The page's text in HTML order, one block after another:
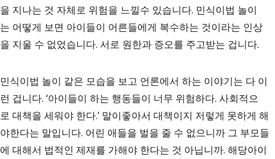
을 지나는 것 자체로 위험을 느낄수 있습니다. 민식이법 놀이
는 어떻게 보면 아이들이 어른들에게 복수하는 것이라는 인상
을 지울 수 없었습니다. 서로 원한과 증오를 주고받는 겁니다.
민식이법 놀이 같은 모습을 보고 언론에서 하는 이야기는 다 이
런 겁니다. ‘아이들이 하는 행동들이 너무 위험하다. 사회적으
로 대책을 세워야 한다.’ 말이좋아서 대책이지 저렇게 못하게 해
야한다는 말입니다. 어린 애들을 벌을 줄 수 없으니까 그 부모들
에 대해서 법적인 제재를 가해야 한다는 것 아닙니까. 해당아이